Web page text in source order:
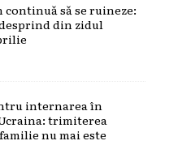
continuă să se ruineze:
din zidul
internarea în
trimiterea
nu mai este